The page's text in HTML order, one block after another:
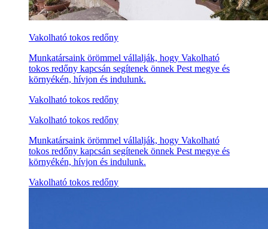
Vakolható tokos redőny
Munkatársaink örömmel vállalják, hogy Vakolható
tokos redőny kapcsán segítenek önnek Pest megye és
környékén, hívjon és indulunk.
Vakolható tokos redőny
Vakolható tokos redőny
Munkatársaink örömmel vállalják, hogy Vakolható
tokos redőny kapcsán segítenek önnek Pest megye és
környékén, hívjon és indulunk.
Vakolható tokos redőny